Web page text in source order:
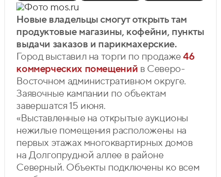
Фото mos.ru
Новые владельцы смогут открыть там
продуктовые магазины, кофейни, пункты
выдачи заказов и парикмахерские.
Город выставил на торги по продаже46
коммерческих помещений в Северо-
Восточном административном округе.
Заявочные кампании по объектам
завершатся 15 июня.
«Выставленные на открытые аукционы
нежилые помещения расположены на
первых этажах многоквартирных домов
на Долгопрудной аллее в районе
Северный. Объекты подключены ко всем